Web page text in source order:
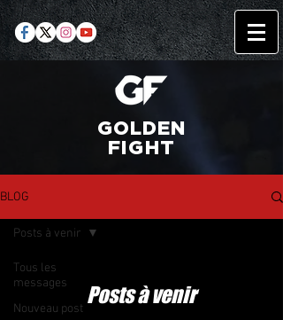
GOLDEN
FIGHT
BLOG
Tous les
messages
Nouveau post
Posts à venir
Posts à venir